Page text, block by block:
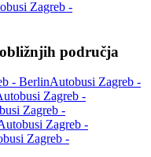
Zagreb -
područja
- BerlinAutobusi Zagreb -
Zagreb -
Zagreb -
Zagreb -
Zagreb -